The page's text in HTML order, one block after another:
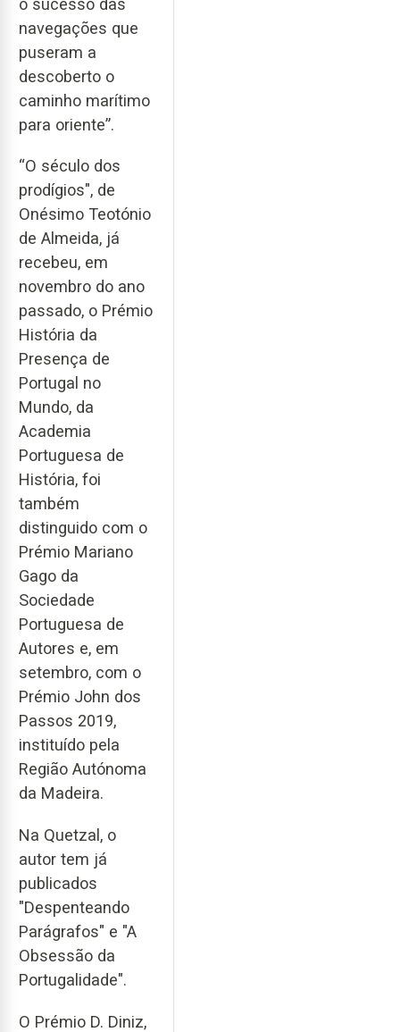
o sucesso das
navegações que
puseram a
descoberto o
caminho marítimo
para oriente”.
“O século dos
prodígios", de
Onésimo Teotónio
de Almeida, já
recebeu, em
novembro do ano
passado, o Prémio
História da
Presença de
Portugal no
Mundo, da
Academia
Portuguesa de
História, foi
também
distinguido com o
Prémio Mariano
Gago da
Sociedade
Portuguesa de
Autores e, em
setembro, com o
Prémio John dos
Passos 2019,
instituído pela
Região Autónoma
da Madeira.
Na Quetzal, o
autor tem já
publicados
"Despenteando
Parágrafos" e "A
Obsessão da
Portugalidade".
O Prémio D. Diniz,